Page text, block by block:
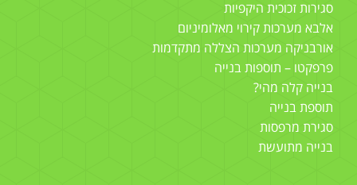
סגירות זכוכית היקפיות
אלבא מערכות קירוי מאלומיניום
אורבניקה מערכות הצללה מתקדמות
פרפקטו – תוספות בנייה
בנייה קלה מהי?
תוספת בנייה
סגירת מרפסות
בנייה מתועשת